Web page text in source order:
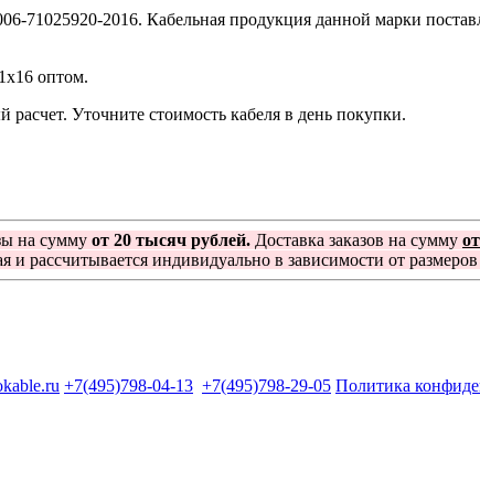
71025920-2016. Кабельная продукция данной марки
оптом.
Уточните стоимость кабеля в день покупки.
на сумму от 20 тысяч рублей. Доставка заказов на сумму
рассчитывается индивидуально в зависимости от размеров
+7(495)798-04-13 +7(495)798-29-05 Политика